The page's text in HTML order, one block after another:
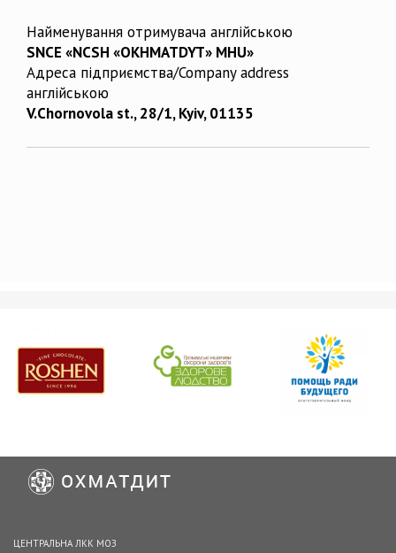
Найменування отримувача англійською
SNCE «NCSH «OKHMATDYT» MHU»
Адреса підприємства/Company address
англійською
V.Chornovola st., 28/1, Kyiv, 01135
ЦЕНТРАЛЬНА ЛКК МОЗ